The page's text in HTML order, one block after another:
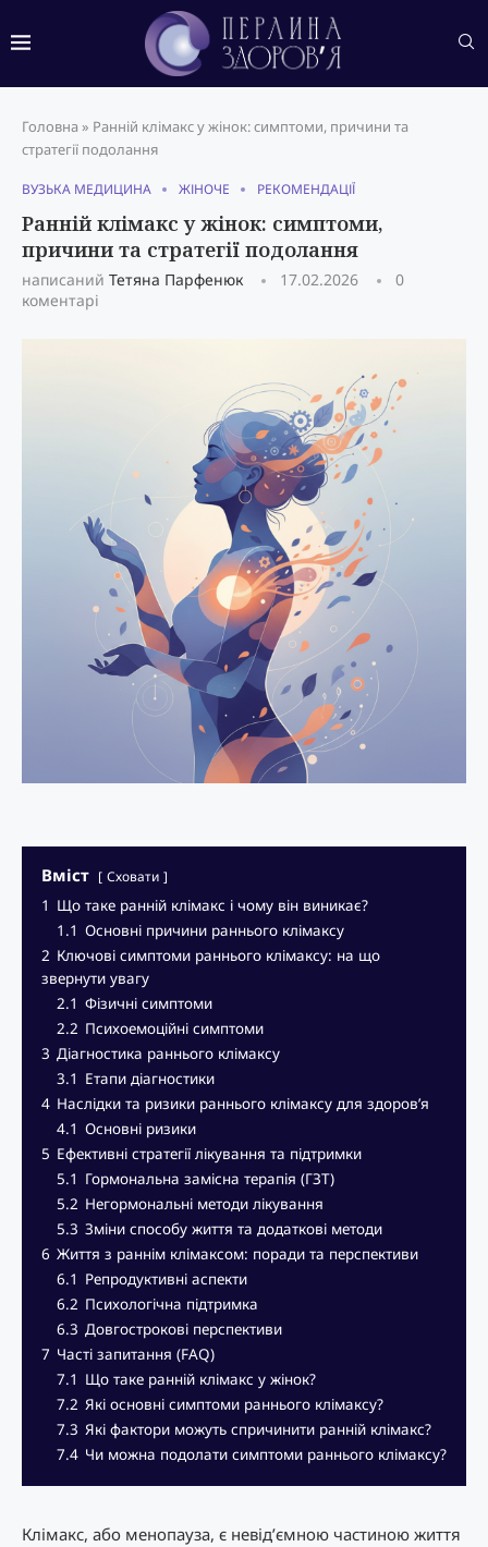
Головна » Ранній клімакс у жінок: симптоми, причини та
стратегії подолання
ВУЗЬКА МЕДИЦИНА ЖІНОЧЕ РЕКОМЕНДАЦІЇ
Ранній клімакс у жінок: симптоми,
причини та стратегії подолання
написаний Тетяна Парфенюк 17.02.2026
0
коментарі
Вміст Сховати
1 Що таке ранній клімакс і чому він виникає?
1.1 Основні причини раннього клімаксу
2 Ключові симптоми раннього клімаксу: на що
звернути увагу
2.1 Фізичні симптоми
2.2 Психоемоційні симптоми
3 Діагностика раннього клімаксу
3.1 Етапи діагностики
4 Наслідки та ризики раннього клімаксу для здоров’я
4.1 Основні ризики
5 Ефективні стратегії лікування та підтримки
5.1 Гормональна замісна терапія (ГЗТ)
5.2 Негормональні методи лікування
5.3 Зміни способу життя та додаткові методи
6 Життя з раннім клімаксом: поради та перспективи
6.1 Репродуктивні аспекти
6.2 Психологічна підтримка
6.3 Довгострокові перспективи
7 Часті запитання (FAQ)
7.1 Що таке ранній клімакс у жінок?
7.2 Які основні симптоми раннього клімаксу?
7.3 Які фактори можуть спричинити ранній клімакс?
7.4 Чи можна подолати симптоми раннього клімаксу?
Клімакс, або менопауза, є невід’ємною частиною життя